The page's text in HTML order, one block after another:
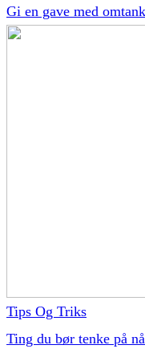
Gi en gave med
Tips Og Triks
Ting du bør tenke på